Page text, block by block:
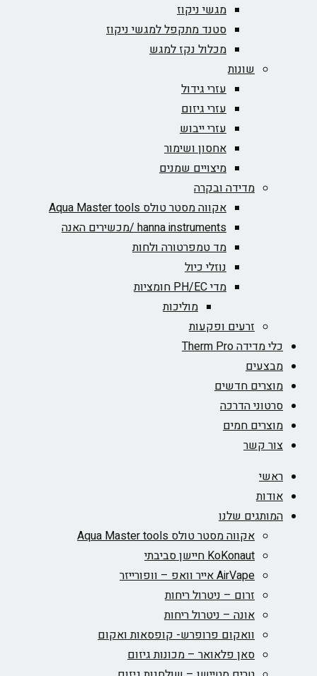
מגשי ניקוז
סטנד מתקפל למגשי ניקוז
מכלול נקז למגש
שונות
עזרי גידול
עזרי גיזום
עזרי ייבוש
אחסון ושימור
מיצויים שמנים
מדידה ובקרה
אקווה מסטר טולס Aqua Master tools
hanna instruments /מכשירים האנה
מד טמפרטורה ולחות
נוזלי כיול
מדי PH/EC חומציות
מוליכות
זרעים ופקעות
כלי מדידה Therm Pro
מבצעים
מוצרים חדשים
סרטוני הדרכה
מוצרים חמים
צור קשר
ראשי
אודות
המותגים שלנו
אקווה מסטר טולס Aqua Master tools
KoKonaut חיישן סביבתי
AirVape אייר וואפ – וופורייזר
זרום – ניטרול ריחות
אונה – ניטרול ריחות
וואקום פרופרש- קופסאות ואקום
סאן פלאואר – מכונות גיזום